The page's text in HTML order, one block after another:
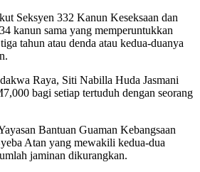
Seksyen 332 Kanun Keseksaan dan
kanun sama yang memperuntukkan
tahun atau denda atau kedua-duanya
Raya, Siti Nabilla Huda Jasmani
bagi setiap tertuduh dengan seorang
Bantuan Guaman Kebangsaan
Atan yang mewakili kedua-dua
jaminan dikurangkan.